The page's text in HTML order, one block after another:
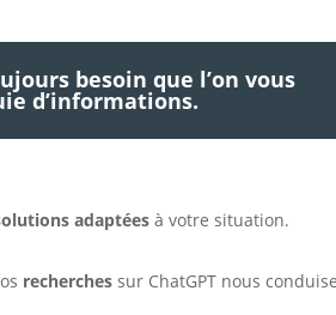
besoin que l’on vous
d’informations.
adaptées à votre situation.
recherches sur ChatGPT nous